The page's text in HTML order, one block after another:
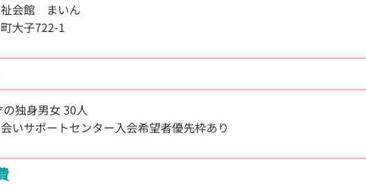
祉会館 まいん
大子722-1
独身男女 30人
いサポートセンター入会希望者優先枠あり